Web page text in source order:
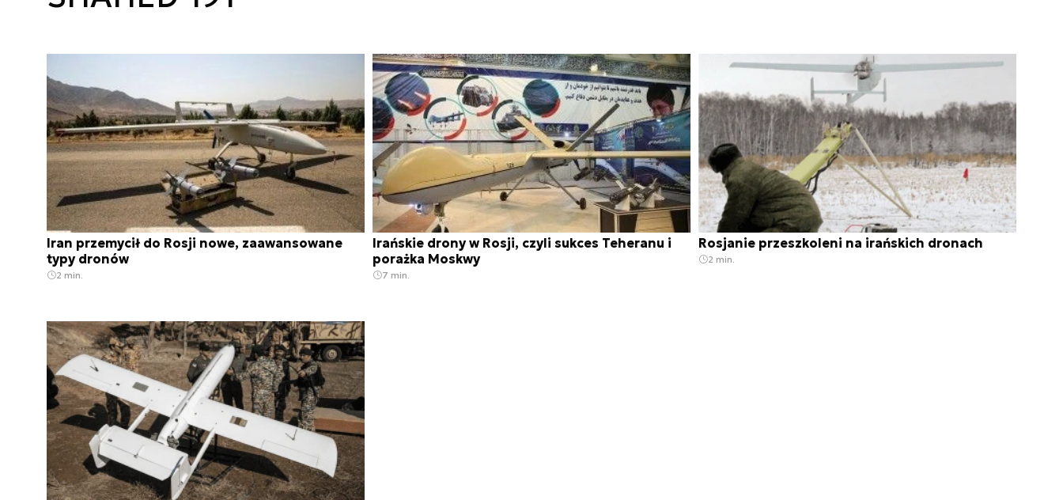
Iran przemycił do Rosji nowe, zaawansowane
typy dronów
2 min.
Irańskie drony w Rosji, czyli sukces Teheranu i
porażka Moskwy
7 min.
Rosjanie przeszkoleni na irańskich dronach
2 min.